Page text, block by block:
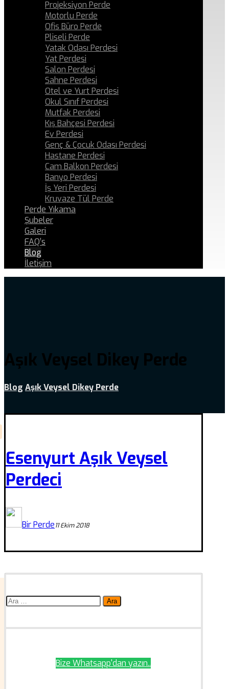
Projeksiyon Perde
Motorlu Perde
Ofis Büro Perde
Pliseli Perde
Yatak Odası Perdesi
Yat Perdesi
Salon Perdesi
Sahne Perdesi
Otel ve Yurt Perdesi
Okul Sınıf Perdesi
Mutfak Perdesi
Kış Bahçesi Perdesi
Ev Perdesi
Genç & Çocuk Odası Perdesi
Hastane Perdesi
Cam Balkon Perdesi
Banyo Perdesi
İş Yeri Perdesi
Kruvaze Tül Perde
Perde Yıkama
Şubeler
Galeri
FAQ’s
Blog
İletişim
Aşık Veysel Dikey Perde
Blog Aşık Veysel Dikey Perde
Esenyurt Aşık Veysel
Perdeci
Bir Perde11 Ekim 2018
Arama:
Bize Whatsapp'dan yazın..